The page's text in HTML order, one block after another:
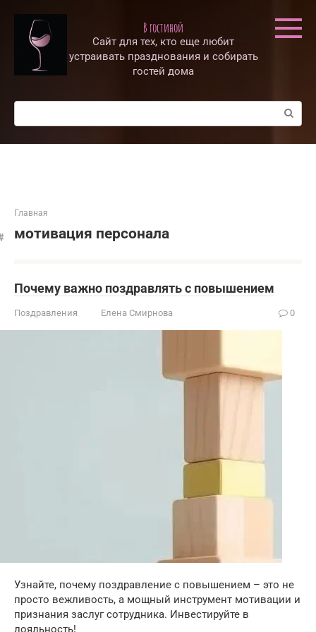
контенту
В гостиной
Сайт для тех, кто еще любит
устраивать празднования и собирать
гостей дома
Поиск:
Главная
мотивация персонала
Почему важно поздравлять с повышением
Поздравления Елена Смирнова 0
Узнайте, почему поздравление с повышением – это не
просто вежливость, а мощный инструмент мотивации и
признания заслуг сотрудника. Инвестируйте в
лояльность!